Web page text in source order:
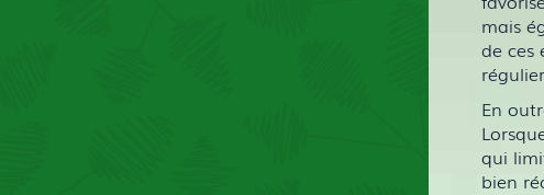
mais
de ces
En
qui
bien